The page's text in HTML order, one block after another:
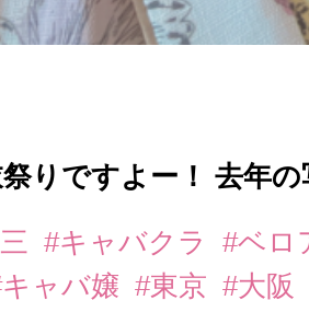
りですよー！ 去年
#キャバクラ
#ベロ
ャバ嬢 #東京 #大阪